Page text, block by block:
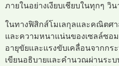
ภายในอย่างเงียบเชียบในทุกๆ วิ
ในทางฟิสิกส์โมเลกุลและคณิตศ
และความหนาแน่นของเซลล์ซอ
อายุขัยและแรงขับเคลื่อนจากกร
เขียนอธิบายและคำนวณผ่านระ